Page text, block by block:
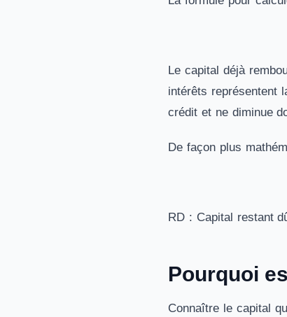
Le capital déjà
intérêts représentent
crédit et ne diminue
De façon plus
RD : Capital restant
Pourquoi
Connaître le capital